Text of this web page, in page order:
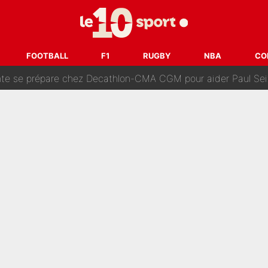
FOOTBALL F1 RUGBY NBA
chroniqueur de L’EQUIPE du Soir : «Pendant un moment, je ne les
à l'OM, un ancien international français va finalement
se prépare chez Decathlon-CMA CGM pour aider Paul